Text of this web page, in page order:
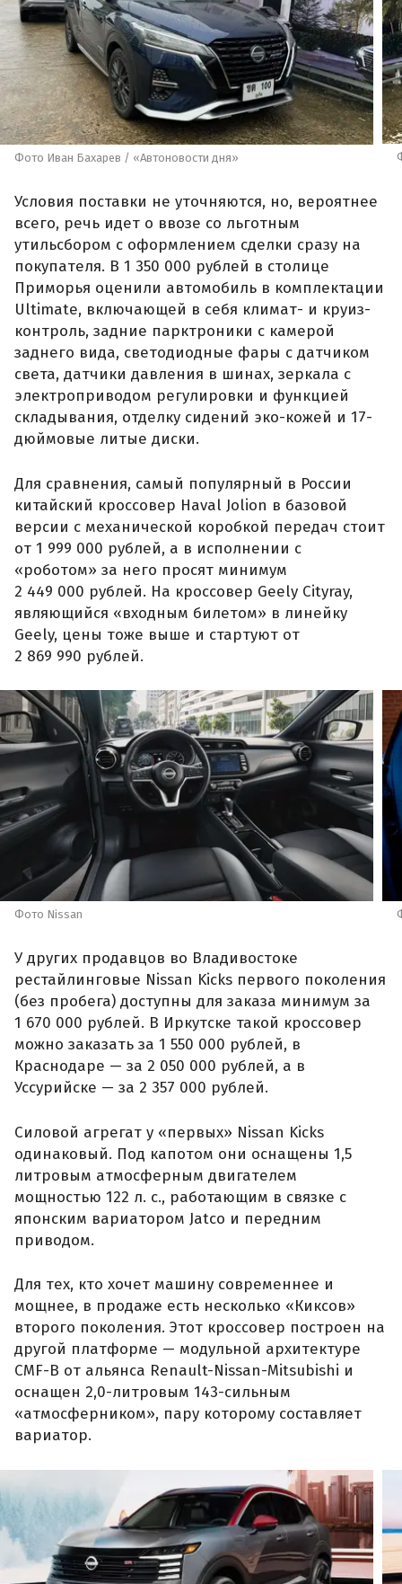
Фото Иван Бахарев / «Автоновости дня»
Условия поставки не уточняются, но, вероятнее
всего, речь идет о ввозе со льготным
утильсбором с оформлением сделки сразу на
покупателя. В 1 350 000 рублей в столице
Приморья оценили автомобиль в комплектации
Ultimate, включающей в себя климат- и круиз-
контроль, задние парктроники с камерой
заднего вида, светодиодные фары с датчиком
света, датчики давления в шинах, зеркала с
электроприводом регулировки и функцией
складывания, отделку сидений эко-кожей и 17-
дюймовые литые диски.
Для сравнения, самый популярный в России
китайский кроссовер Haval Jolion в базовой
версии с механической коробкой передач стоит
от 1 999 000 рублей, а в исполнении с
«роботом» за него просят минимум
2 449 000 рублей. На кроссовер Geely Cityray,
являющийся «входным билетом» в линейку
Geely, цены тоже выше и стартуют от
2 869 990 рублей.
Фото Nissan
У других продавцов во Владивостоке
рестайлинговые Nissan Kicks первого поколения
(без пробега) доступны для заказа минимум за
1 670 000 рублей. В Иркутске такой кроссовер
можно заказать за 1 550 000 рублей, в
Краснодаре — за 2 050 000 рублей, а в
Уссурийске — за 2 357 000 рублей.
Силовой агрегат у «первых» Nissan Kicks
одинаковый. Под капотом они оснащены 1,5
литровым атмосферным двигателем
мощностью 122 л. с., работающим в связке с
японским вариатором Jatco и передним
приводом.
Для тех, кто хочет машину современнее и
мощнее, в продаже есть несколько «Киксов»
второго поколения. Этот кроссовер построен на
другой платформе — модульной архитектуре
CMF-B от альянса Renault-Nissan-Mitsubishi и
оснащен 2,0-литровым 143-сильным
«атмосферником», пару которому составляет
вариатор.